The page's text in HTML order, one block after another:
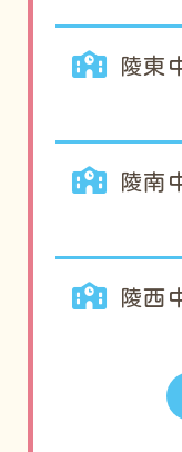
陵東
陵南
陵西